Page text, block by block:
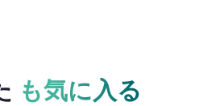
も気に入る